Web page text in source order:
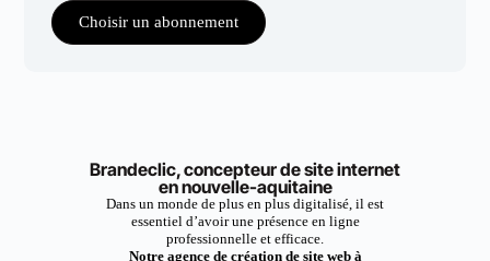
Choisir un abonnement
Brandeclic, concepteur de site internet
en nouvelle-aquitaine
Dans un monde de plus en plus digitalisé, il est
essentiel d’avoir une présence en ligne
professionnelle et efficace.
Notre agence de création de site web à